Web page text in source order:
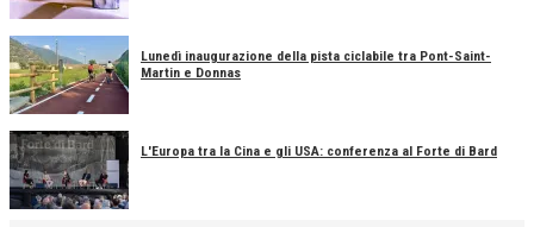
Lunedì inaugurazione della pista ciclabile tra Pont-Saint-
Martin e Donnas
L'Europa tra la Cina e gli USA: conferenza al Forte di Bard